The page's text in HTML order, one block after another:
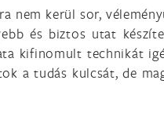
nem kerül sor,
és biztos utat
kifinomult technikát
a tudás kulcsát, de